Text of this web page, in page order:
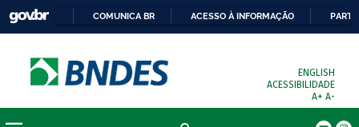
COMUNICA BR ACESSO À INFORMAÇÃO
ENGLISH
ACESSIBILIDADE
A+ A-